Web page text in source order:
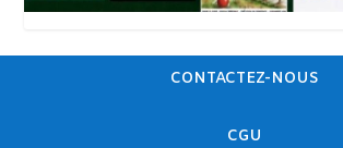
CONTACTEZ-NOUS
CGU